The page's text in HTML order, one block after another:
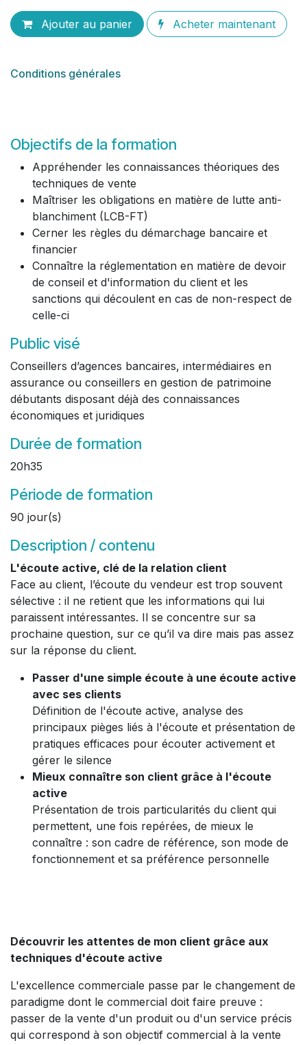
Ajouter au panier Acheter maintenant
Conditions générales
Objectifs de la formation
Appréhender les connaissances théoriques des
techniques de vente
Maîtriser les obligations en matière de lutte anti-
blanchiment (LCB-FT)
Cerner les règles du démarchage bancaire et
financier
Connaître la réglementation en matière de devoir
de conseil et d'information du client et les
sanctions qui découlent en cas de non-respect de
celle-ci
Public visé
Conseillers d’agences bancaires, intermédiaires en
assurance ou conseillers en gestion de patrimoine
débutants disposant déjà des connaissances
économiques et juridiques
Durée de formation
20h35
Période de formation
90 jour(s)
Description / contenu
L'écoute active, clé de la relation client
Face au client, l’écoute du vendeur est trop souvent
sélective : il ne retient que les informations qui lui
paraissent intéressantes. Il se concentre sur sa
prochaine question, sur ce qu’il va dire mais pas assez
sur la réponse du client.
Passer d'une simple écoute à une écoute active
avec ses clients
Définition de l'écoute active, analyse des
principaux pièges liés à l'écoute et présentation de
pratiques efficaces pour écouter activement et
gérer le silence
Mieux connaître son client grâce à l'écoute
active
Présentation de trois particularités du client qui
permettent, une fois repérées, de mieux le
connaître : son cadre de référence, son mode de
fonctionnement et sa préférence personnelle
Découvrir les attentes de mon client grâce aux
techniques d'écoute active
L'excellence commerciale passe par le changement de
paradigme dont le commercial doit faire preuve :
passer de la vente d'un produit ou d'un service précis
qui correspond à son objectif commercial à la vente